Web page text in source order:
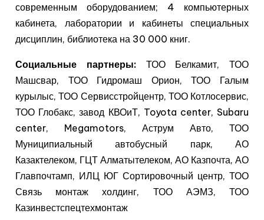
современным оборудованием; 4 компьютерных
кабинета, лаборатории и кабинеты специальных
дисциплин, библиотека на 30 000 книг.
Социальные партнеры:ТОО Белкамит, ТОО
Машсвар, ТОО Гидромаш Орион, ТОО Галым
курылыс, ТОО Сервисстройцентр, ТОО Котлосервис,
ТОО Глобакс, завод КВОиТ, Toyota center, Subaru
center, Megamotors, Аструм Авто, ТОО
Муниципиальный автобусный парк, АО
Казактелеком, ГЦТ Алматытелеком, АО Казпочта, АО
Главпочтамп, ИЛЦ ЮГ Сортировочный центр, ТОО
Связь монтаж холдинг, ТОО АЭМЗ, ТОО
Казинвестспецтехмонтаж